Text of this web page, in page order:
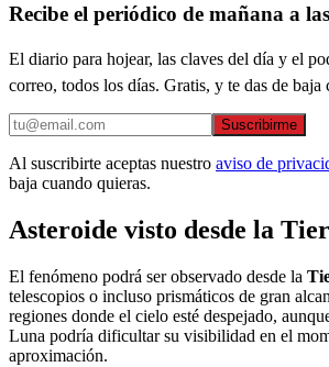
Recibe el periódico de mañana a
El diario para hojear, las claves del día y el
correo, todos los días. Gratis, y te das de baja
Suscribirme
Al suscribirte aceptas nuestro aviso de
baja cuando quieras.
Asteroide visto desde la
El fenómeno podrá ser observado desde la
telescopios o incluso prismáticos de gran
regiones donde el cielo esté despejado,
Luna podría dificultar su visibilidad en el
aproximación.